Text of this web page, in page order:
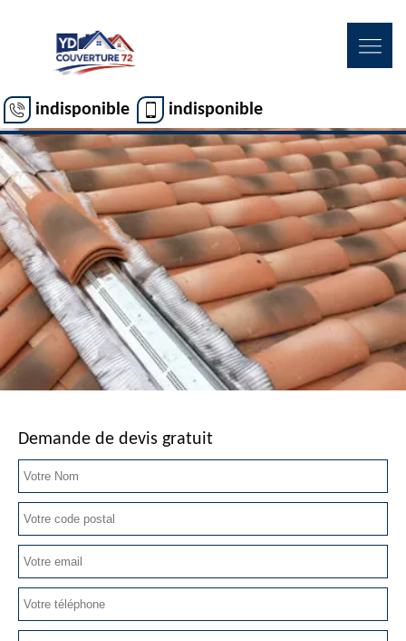
indisponible indisponible
Demande de devis gratuit